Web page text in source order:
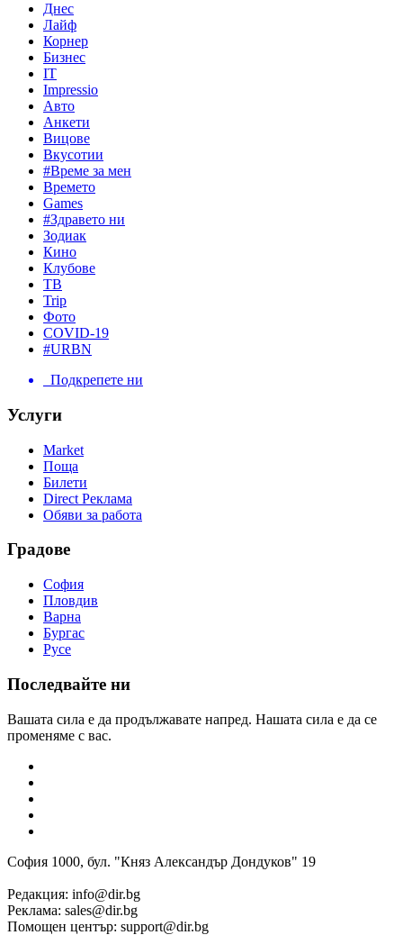
Днес
Лайф
Корнер
Бизнес
IT
Impressio
Авто
Анкети
Вицове
Вкусотии
#Време за мен
Времето
Games
#Здравето ни
Зодиак
Кино
Клубове
ТВ
Trip
Фото
COVID-19
#URBN
Подкрепете ни
Услуги
Market
Поща
Билети
Direct Реклама
Обяви за работа
Градове
София
Пловдив
Варна
Бургас
Русе
Последвайте ни
Вашата сила е да продължавате напред. Нашата сила е да се
променяме с вас.
София 1000, бул. "Княз Александър Дондуков" 19
Редакция: info@dir.bg
Реклама: sales@dir.bg
Помощен център: support@dir.bg